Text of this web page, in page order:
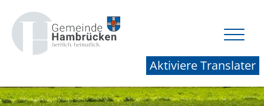
Aktiviere Translater